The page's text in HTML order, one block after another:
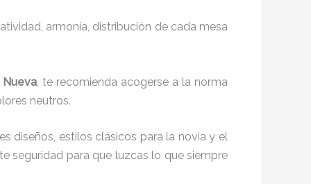
armonía, distribución de cada mesa
, te recomienda acogerse a la norma
neutros.
diseños, estilos clásicos para la novia y el
seguridad para que luzcas lo que siempre